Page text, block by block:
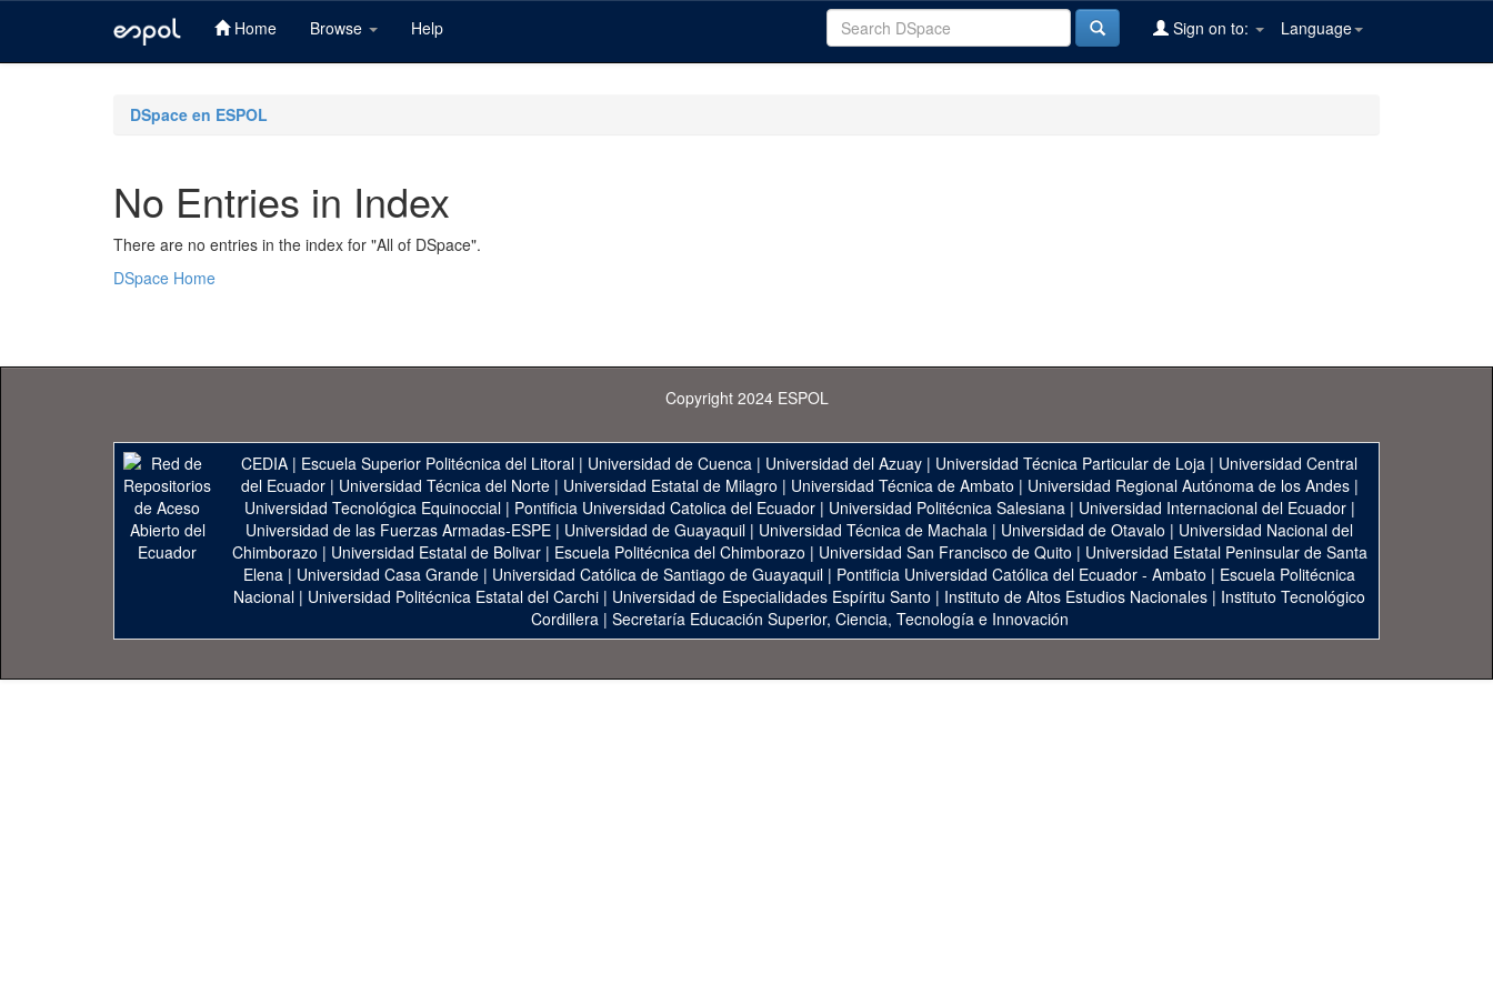
Home Browse Help Language
Sign on to:
DSpace en ESPOL
No Entries in Index
There are no entries in the index for "All of DSpace".
DSpace Home
Copyright 2024 ESPOL
CEDIA | Escuela Superior Politécnica del Litoral | Universidad de Cuenca | Universidad del Azuay | Universidad Técnica Particular de Loja | Universidad Central
del Ecuador| Universidad Técnica del Norte| Universidad Estatal de Milagro | Universidad Técnica de Ambato | Universidad Regional Autónoma de los Andes|
Universidad Tecnológica Equinoccial| Pontificia Universidad Catolica del Ecuador| Universidad Politécnica Salesiana| Universidad Internacional del Ecuador|
Universidad de las Fuerzas Armadas-ESPE | Universidad de Guayaquil | Universidad Técnica de Machala | Universidad de Otavalo | Universidad Nacional del
Chimborazo | Universidad Estatal de Bolivar| Escuela Politécnica del Chimborazo | Universidad San Francisco de Quito | Universidad Estatal Peninsular de Santa
Elena | Universidad Casa Grande | Universidad Católica de Santiago de Guayaquil | Pontificia Universidad Católica del Ecuador - Ambato | Escuela Politécnica
Nacional | Universidad Politécnica Estatal del Carchi | Universidad de Especialidades Espíritu Santo | Instituto de Altos Estudios Nacionales | Instituto Tecnológico
Cordillera| Secretaría Educación Superior, Ciencia, Tecnología e Innovación